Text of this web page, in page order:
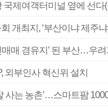
국제여객터미널 옆에 선다
개최지, ‘부산이냐 제주냐
매매 경유지’ 된 부산…우
외부인사 혁신위 설치
사는 농촌’…스마트팜